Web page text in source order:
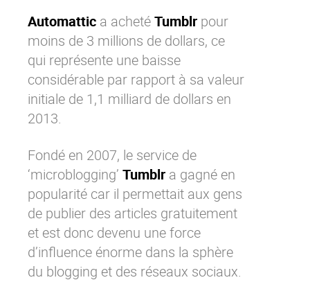
Architecture
Sécurité
Open source
Offre Enterprise
Contactez-nous
Essayez eXo
Automattic a achetéTumblr pour
moins de 3 millions de dollars, ce
qui représente une baisse
considérable par rapport à sa valeur
initiale de 1,1 milliard de dollars en
2013.
Fondé en 2007, le service de
‘microblogging’ Tumblr a gagné en
popularité car il permettait aux gens
de publier des articles gratuitement
et est donc devenu une force
d’influence énorme dans la sphère
du blogging et des réseaux sociaux.